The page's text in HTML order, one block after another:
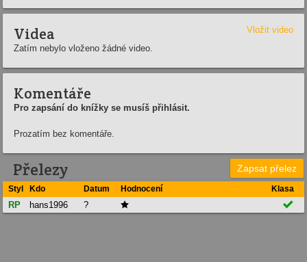
Videa
Vložit video
Zatím nebylo vloženo žádné video.
Komentáře
Pro zapsání do knížky se musíš přihlásit.
Prozatím bez komentáře.
Přelezy Zapsat přelez
Styl Kdo Datum Hodnocení Klasa
RP hans1996 ?  